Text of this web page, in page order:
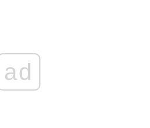
ad